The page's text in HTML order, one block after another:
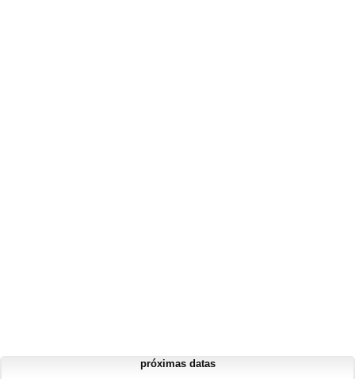
próximas datas